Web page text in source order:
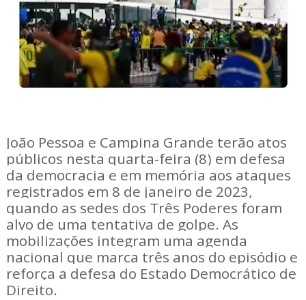
João Pessoa e Campina Grande terão atos
públicos nesta quarta-feira (8) em defesa
da democracia e em memória aos ataques
registrados em 8 de janeiro de 2023,
quando as sedes dos Três Poderes foram
alvo de uma tentativa de golpe. As
mobilizações integram uma agenda
nacional que marca três anos do episódio e
reforça a defesa do Estado Democrático de
Direito.